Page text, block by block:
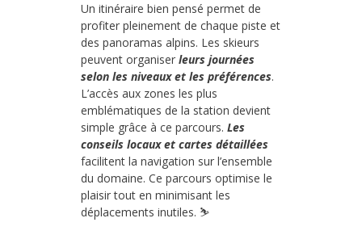
Un itinéraire bien pensé permet de
profiter pleinement de chaque piste et
des panoramas alpins. Les skieurs
peuvent organiser leurs journées
selon les niveaux et les préférences.
L’accès aux zones les plus
emblématiques de la station devient
simple grâce à ce parcours. Les
conseils locaux et cartes détaillées
facilitent la navigation sur l’ensemble
du domaine. Ce parcours optimise le
plaisir tout en minimisant les
déplacements inutiles. ⛷️